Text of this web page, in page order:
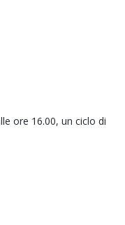
ore 16.00, un ciclo di